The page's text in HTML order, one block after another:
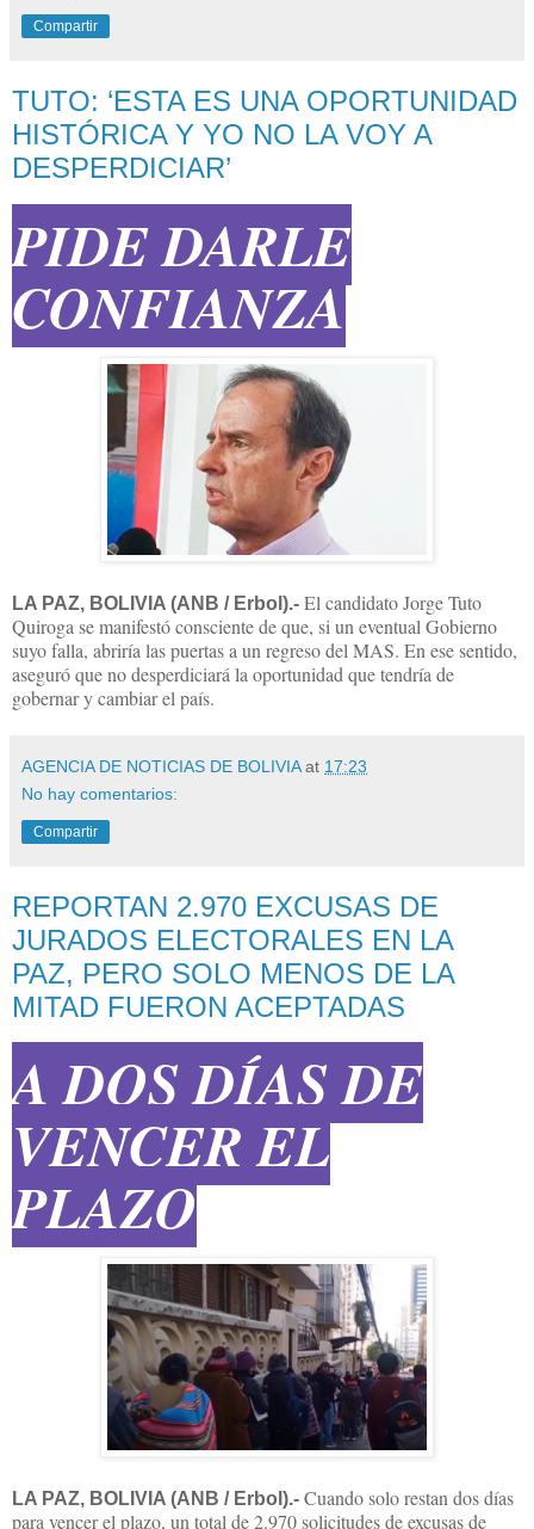
Compartir
TUTO: ‘ESTA ES UNA OPORTUNIDAD
HISTÓRICA Y YO NO LA VOY A
DESPERDICIAR’
PIDE DARLE
CONFIANZA
LA PAZ, BOLIVIA (ANB / Erbol).- El candidato Jorge Tuto
Quiroga se manifestó consciente de que, si un eventual Gobierno
suyo falla, abriría las puertas a un regreso del MAS. En ese sentido,
aseguró que no desperdiciará la oportunidad que tendría de
gobernar y cambiar el país.
AGENCIA DE NOTICIAS DE BOLIVIA at 17:23
No hay comentarios:
Compartir
REPORTAN 2.970 EXCUSAS DE
JURADOS ELECTORALES EN LA
PAZ, PERO SOLO MENOS DE LA
MITAD FUERON ACEPTADAS
A DOS DÍAS DE
VENCER EL
PLAZO
LA PAZ, BOLIVIA (ANB / Erbol).- Cuando solo restan dos días
para vencer el plazo, un total de 2.970 solicitudes de excusas de